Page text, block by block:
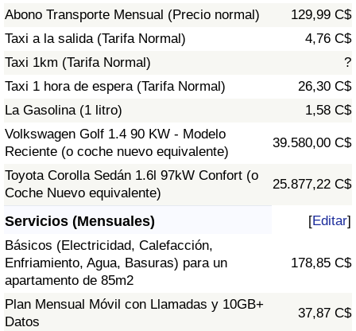
Abono Transporte Mensual (Precio normal)
129,99 C$
Taxi a la salida (Tarifa Normal)
4,76 C$
Taxi 1km (Tarifa Normal)
?
Taxi 1 hora de espera (Tarifa Normal)
26,30 C$
La Gasolina (1 litro)
1,58 C$
Volkswagen Golf 1.4 90 KW - Modelo
Reciente (o coche nuevo equivalente)
39.580,00 C$
Toyota Corolla Sedán 1.6l 97kW Confort (o
Coche Nuevo equivalente)
25.877,22 C$
Servicios (Mensuales) [Editar]
Básicos (Electricidad, Calefacción,
Enfriamiento, Agua, Basuras) para un
apartamento de 85m2
178,85 C$
Plan Mensual Móvil con Llamadas y 10GB+
Datos
37,87 C$